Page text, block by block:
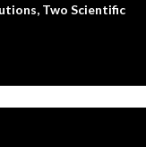
Two Scientific